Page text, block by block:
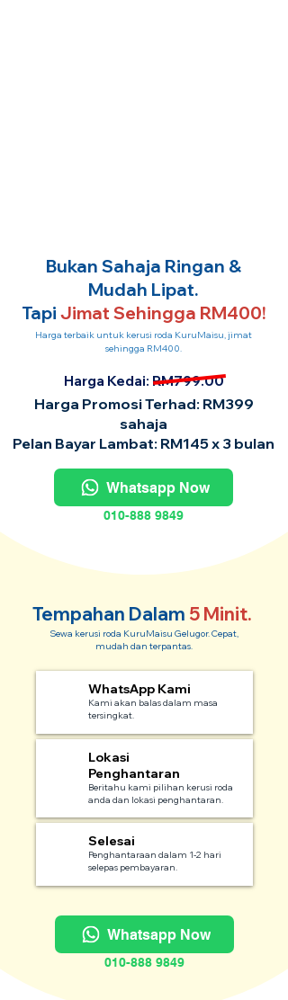
Bukan Sahaja Ringan &
Mudah Lipat.
Tapi Jimat Sehingga RM400!
Harga terbaik untuk kerusi roda KuruMaisu, jimat
sehingga RM400.
Harga Kedai: RM799.00
Harga Promosi Terhad: RM399
sahaja
Pelan Bayar Lambat: RM145 x 3 bulan
Whatsapp Now
010-888 9849
Tempahan Dalam 5 Minit.
Sewa kerusi roda KuruMaisu Gelugor. Cepat,
mudah dan terpantas.
WhatsApp Kami
Kami akan balas dalam masa
tersingkat.
Lokasi
Penghantaran
Beritahu kami pilihan kerusi roda
anda dan lokasi penghantaran.
Selesai
Penghantaraan dalam 1-2 hari
selepas pembayaran.
Whatsapp Now
010-888 9849